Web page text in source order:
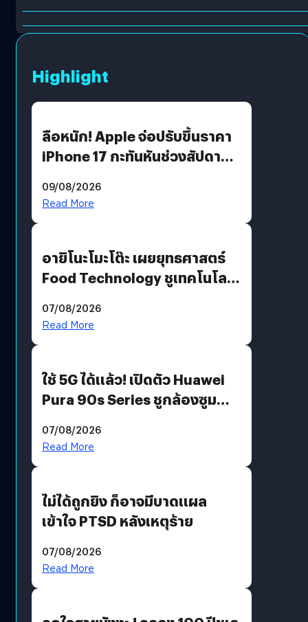
Highlight
ลือหนัก! Apple จ่อปรับขึ้นราคา
iPhone 17 กะทันหันช่วงสัปดาห์ที่
09/08/2026
Read More
อายิโนะโมะโต๊ะ เผยยุทธศาสตร์
Food Technology ชูเทคโนโลยี
บริโภคและ B2B
07/08/2026
Read More
ใช้ 5G ได้แล้ว! เปิดตัว Huawei
Pura 90s Series ชูกล้องซูม
07/08/2026
Read More
ไม่ได้ถูกยิง ก็อาจมีบาดแผล
เข้าใจ PTSD หลังเหตุร้าย
07/08/2026
Read More